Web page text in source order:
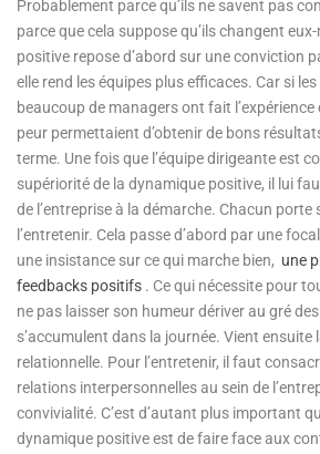
Probablement parce qu’ils ne savent pas
parce que cela suppose qu’ils changent
positive repose d’abord sur une conviction
elle rend les équipes plus efficaces. Car si
beaucoup de managers ont fait l’expérience
peur permettaient d’obtenir de bons
terme. Une fois que l’équipe dirigeante est
supériorité de la dynamique positive, il lui
de l’entreprise à la démarche. Chacun porte
l’entretenir. Cela passe d’abord par une
une insistance sur ce qui marche bien, une
feedbacks positifs . Ce qui nécessite pour
ne pas laisser son humeur dériver au gré
s’accumulent dans la journée. Vient
relationnelle. Pour l’entretenir, il faut
relations interpersonnelles au sein de
convivialité. C’est d’autant plus important
dynamique positive est de faire face aux